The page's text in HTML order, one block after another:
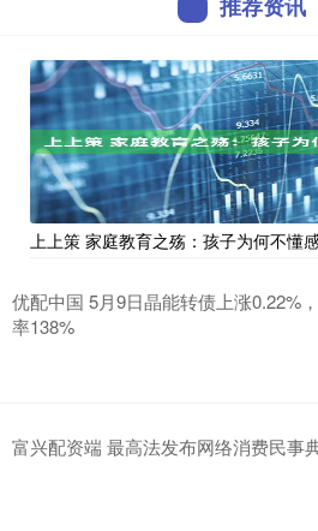
上上策 家庭教育之殇：孩子为何不懂
优配中国 5月9日晶能转债上涨0.22%
率138%
富兴配资端 最高法发布网络消费民事